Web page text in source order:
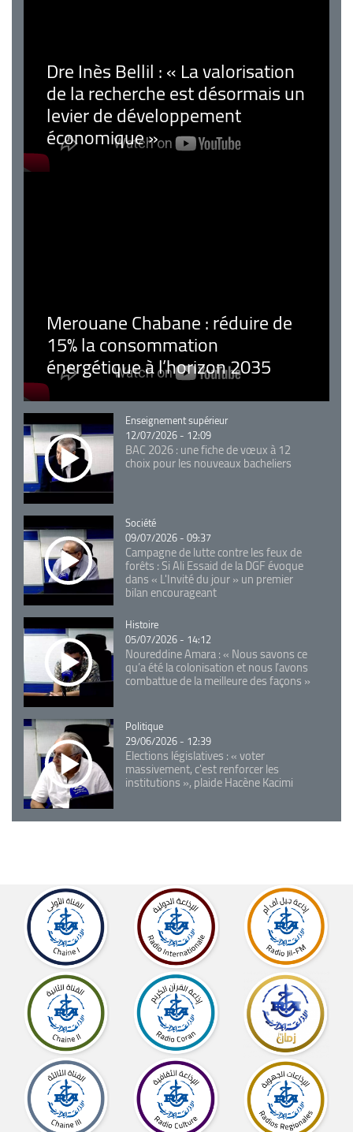
Dre Inès Bellil : « La valorisation
de la recherche est désormais un
levier de développement
économique »
Merouane Chabane : réduire de
15% la consommation
énergétique à l’horizon 2035
Catégorie
Enseignement supérieur
12/07/2026 - 12:09
BAC 2026 : une fiche de vœux à 12
choix pour les nouveaux bacheliers
Catégorie
Société
09/07/2026 - 09:37
Campagne de lutte contre les feux de
forêts : Si Ali Essaid de la DGF évoque
dans « L'Invité du jour » un premier
bilan encourageant
Catégorie
Histoire
05/07/2026 - 14:12
Noureddine Amara : « Nous savons ce
qu’a été la colonisation et nous l’avons
combattue de la meilleure des façons »
Catégorie
Politique
29/06/2026 - 12:39
Elections législatives : « voter
massivement, c'est renforcer les
institutions », plaide Hacène Kacimi